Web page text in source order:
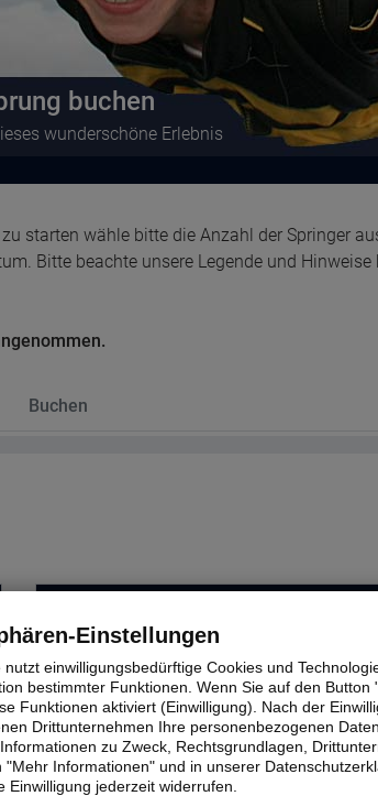
buchen
wunderschöne Erlebnis
starten wähle bitte die Anzahl der Springer
Bitte beachte unsere Legende und Hinweise
Buchen
Mo Di Mi Do Fr Sa
1 2 3 4 5 6
7 8 9 10 11 12
Einstellungen
nutzt einwilligungsbedürftige Cookies und
bestimmter Funktionen. Wenn Sie auf den Button
Funktionen aktiviert (Einwilligung). Nach der
Drittunternehmen Ihre personenbezogenen
zu Zweck, Rechtsgrundlagen,
"Mehr Informationen" und in unserer
Einwilligung jederzeit widerrufen.